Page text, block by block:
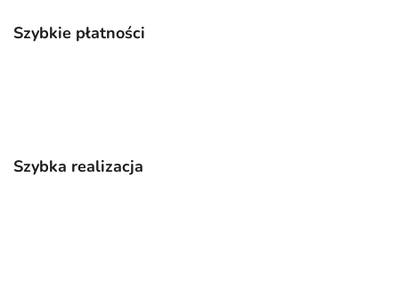
Szybkie płatności
Szybka realizacja